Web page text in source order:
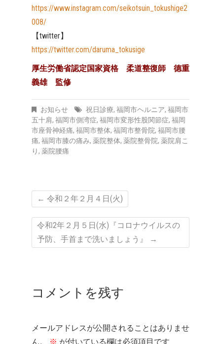
https://www.instagram.com/seikotsuin_tokushige2
008/
【twitter】
https://twitter.com/daruma_tokusige
厚生労働省認定国家資格 柔道整復師 德重
義雄 監修
お知らせ 祝日診療, 福岡市ヘルニア, 福岡市
五十肩, 福岡市側湾症, 福岡市変形性股関節症, 福岡
市座骨神経痛, 福岡市整体, 福岡市整骨院, 福岡市腰
痛, 福岡市膝の痛み, 薬院整体, 薬院整骨院, 薬院肩こ
り, 薬院腰痛
← 令和２年２月４日(火)
令和2年２月５日(水)『コロナウイルスの
予防、手首まで洗いましょう』
→
コメントを残す
メールアドレスが公開されることはありませ
ん。
※ が付いている欄は必須項目です